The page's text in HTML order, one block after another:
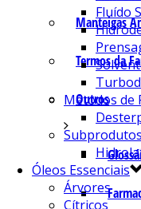
Manteigas
Termos da
Outros
Fluído
Métodos de
Subprodutos
Óleos Essenciais
Árvores
Cítricos